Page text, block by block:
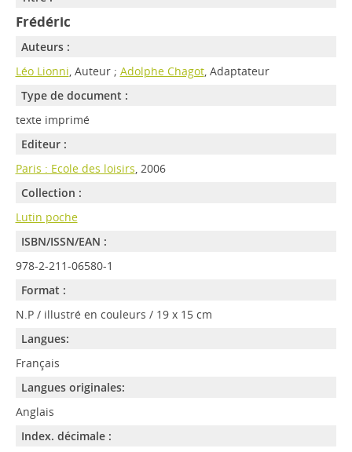
Frédéric
Auteurs :
Léo Lionni, Auteur ; Adolphe Chagot, Adaptateur
Type de document :
texte imprimé
Editeur :
Paris : Ecole des loisirs, 2006
Collection :
Lutin poche
ISBN/ISSN/EAN :
978-2-211-06580-1
Format :
N.P / illustré en couleurs / 19 x 15 cm
Langues:
Français
Langues originales:
Anglais
Index. décimale :